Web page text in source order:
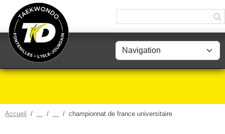
Accueil championnat de france universitaire
Panneau de gestion des cookies